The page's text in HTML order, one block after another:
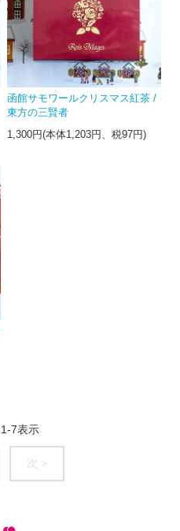
函館サモワールクリスマス紅茶 /
東方の三賢者
1,300円(本体1,203円、税97円)
1-7表示
次 >